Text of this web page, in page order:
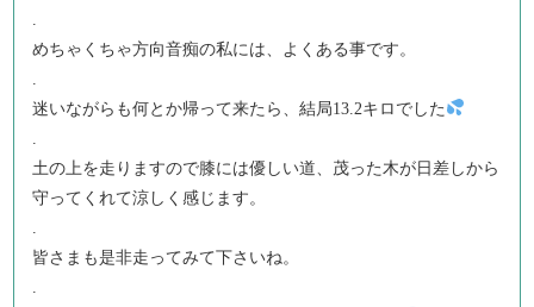
.
めちゃくちゃ方向音痴の私には、よくある事です。
.
迷いながらも何とか帰って来たら、結局13.2キロでした
.
土の上を走りますので膝には優しい道、茂った木が日差しから
守ってくれて涼しく感じます。
.
皆さまも是非走ってみて下さいね。
.